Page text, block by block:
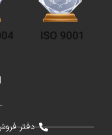
دفتر فروش و